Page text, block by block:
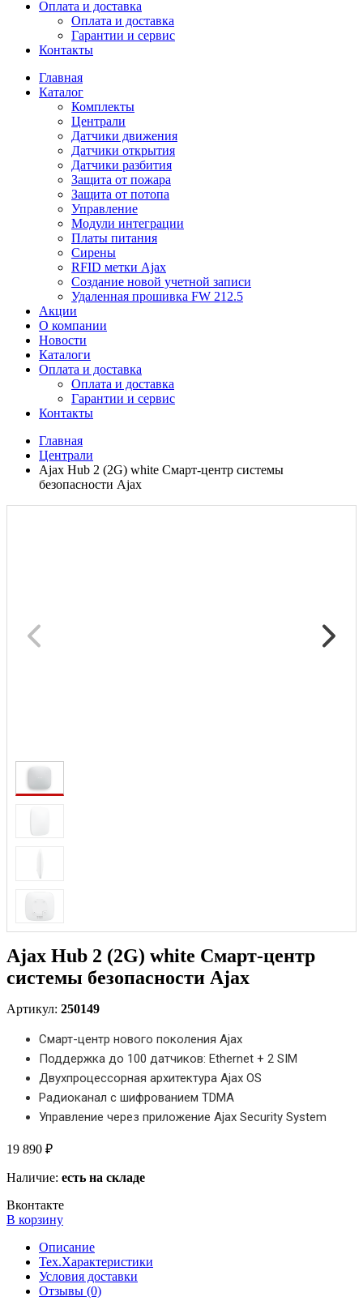
Оплата и доставка
Оплата и доставка
Гарантии и сервис
Контакты
Главная
Каталог
Комплекты
Централи
Датчики движения
Датчики открытия
Датчики разбития
Защита от пожара
Защита от потопа
Управление
Модули интеграции
Платы питания
Сирены
RFID метки Ajax
Создание новой учетной записи
Удаленная прошивка FW 212.5
Акции
О компании
Новости
Каталоги
Оплата и доставка
Оплата и доставка
Гарантии и сервис
Контакты
Главная
Централи
Ajax Hub 2 (2G) white Смарт-центр системы
безопасности Ajax
Ajax Hub 2 (2G) white Смарт-центр
системы безопасности Ajax
Артикул: 250149
Смарт-центр нового поколения Ajax
Поддержка до 100 датчиков: Ethernet + 2 SIM
Двухпроцессорная архитектура Ajax OS
Радиоканал с шифрованием TDMA
Управление через приложение Ajax Security System
19 890 ₽
Наличие: есть на складе
Вконтакте
В корзину
Описание
Тех.Характеристики
Условия доставки
Отзывы (0)